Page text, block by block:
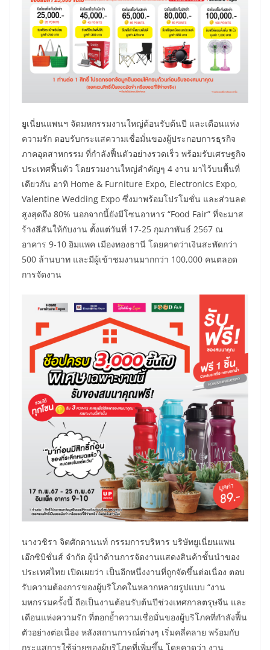
​ยูเนี่ยนแพนฯ จัดมหกรรมงานใหญ่ต้อนรับต้นปี และเดือนแห่ง
ความรัก ตอบรับกระแสความเชื่อมั่นของผู้ประกอบการธุรกิจ
ภาคอุตสาหกรรม ที่กำลังฟื้นตัวอย่างรวดเร็ว พร้อมรับเศรษฐกิจ
ประเทศฟื้นตัว โดยรวมงานใหญ่สำคัญๆ 4 งาน มาไว้บนพื้นที่
เดียวกัน อาทิ Home & Furniture Expo, Electronics Expo,
Valentine Wedding Expo ซึ่งมาพร้อมโปรโมชั่น และส่วนลด
สูงสุดถึง 80% นอกจากนี้ยังมีโซนอาหาร “Food Fair” ที่จะมาส
ร้างสีสันให้กับงาน ตั้งแต่วันที่ 17-25 กุมภาพันธ์ 2567 ณ
อาคาร 9-10 อิมแพค เมืองทองธานี โดยคาดว่าเงินสะพัดกว่า
500 ล้านบาท และมีผู้เข้าชมงานมากกว่า 100,000 คนตลอด
การจัดงาน
​นางวชิรา จิตศักดานนท์ กรรมการบริหาร บริษัทยูเนี่ยนแพน
เอ๊กซิบิชั่นส์ จำกัด ผู้นำด้านการจัดงานแสดงสินค้าชั้นนำของ
ประเทศไทย เปิดเผยว่า เป็นอีกหนึ่งงานที่ถูกจัดขึ้นต่อเนื่อง ตอบ
รับความต้องการของผู้บริโภคในหลากหลายรูปแบบ “งาน
มหกรรมครั้งนี้ ถือเป็นงานต้อนรับต้นปีช่วงเทศกาลตรุษจีน และ
เดือนแห่งความรัก ที่ตอกย้ำความเชื่อมั่นของผู้บริโภคที่กำลังฟื้น
ตัวอย่างต่อเนื่อง หลังสถานการณ์ต่างๆ เริ่มคลี่คลาย พร้อมกับ
กระแสการใช้จ่ายของผู้บริโภคที่เพิ่มขึ้น โดยคาดว่า งาน